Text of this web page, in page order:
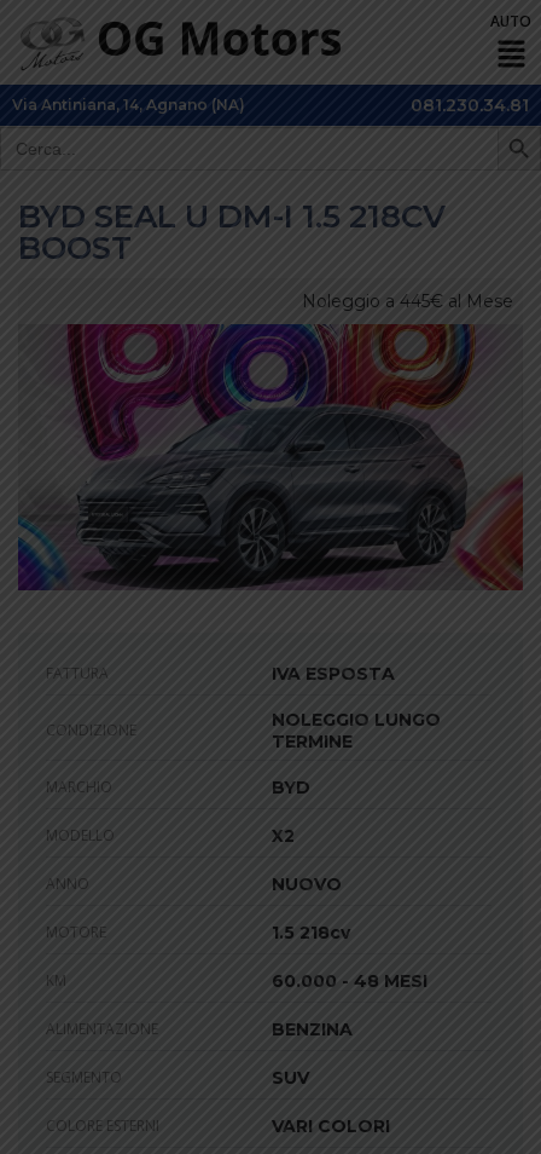
Via Antiniana, 14, Agnano (NA) 081.230.34.81
SEARCH
BYD SEAL U DM-I 1.5 218CV
BOOST
Noleggio a 445€ al Mese
FATTURA IVA ESPOSTA
CONDIZIONE
NOLEGGIO LUNGO
TERMINE
MARCHIO BYD
MODELLO X2
ANNO NUOVO
MOTORE 1.5 218cv
KM 60.000 - 48 MESI
ALIMENTAZIONE BENZINA
SEGMENTO SUV
COLORE ESTERNI VARI COLORI